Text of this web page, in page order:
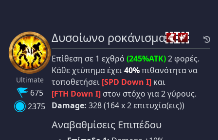
Ultimate
675
2375
Δυσοίωνο ροκάνισμα
Επίθεση σε 1 εχθρό (245%ATK)2 φορές.
Κάθε χτύπημα έχει40%πιθανότητα να
τοποθετήσει [SPD Down I] και
[FTH Down I] στον στόχο για 2 γύρους.
Damage: 328 (164 x 2 επιτυχία(εις))
Αναβαθμίσεις Επιπέδου